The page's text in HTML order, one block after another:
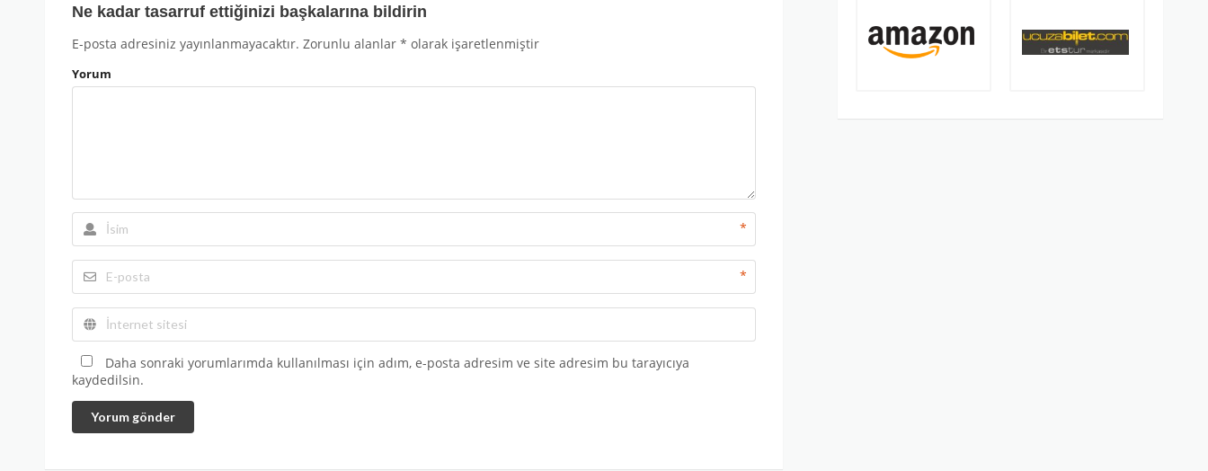
Ne kadar tasarruf ettiğinizi başkalarına bildirin
E-posta adresiniz yayınlanmayacaktır. Zorunlu alanlar * olarak işaretlenmiştir
Yorum
*
*
Daha sonraki yorumlarımda kullanılması için adım, e-posta adresim ve site adresim bu tarayıcıya
kaydedilsin.
Yorum gönder